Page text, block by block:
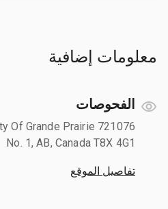
معلومات إضافية
الفحوصات
Of Grande Prairie
No. 1, AB, Canada T8X 4G1
تفاصيل الموقع